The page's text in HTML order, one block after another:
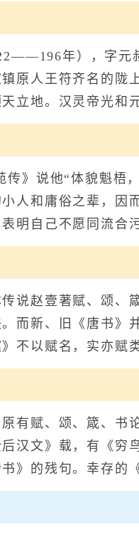
年），字元叔
原人王符齐名的陇
立地。汉灵帝光和
说他“体貌魁梧，
人和庸俗之辈，因
明自己不愿同流合
赵壹著赋、颂、箴
而新、旧《唐书》
不以赋名，实亦赋
赋、颂、箴、书论
汉文》载，有《穷
》的残句。幸存的